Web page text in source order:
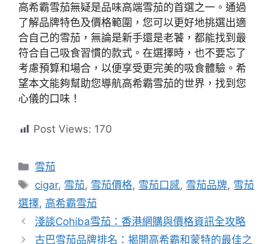
高希霸雪茄無疑是品味高端雪茄的首選之一。通過
了解品牌特色及價格範圍，您可以更好地挑選出適
合自己的雪茄，無論是新手還是老饕，都能找到最
符合自己吸食習慣的款式。在選擇時，也不要忘了
考慮預算和場合，以便享受更完美的吸食體驗。希
望本文能夠幫助您導航高希霸雪茄的世界，找到您
心儀的口味！
Post Views: 170
分
類
雪茄
標
籤
cigar, 雪茄, 雪茄價格, 雪茄口感, 雪茄品牌, 雪茄
選擇, 高希霸雪茄
淺談Cohiba雪茄：香港網購與價格資訊全攻略
古巴雪茄品牌排名：揭開高希霸和蒙特的最佳之